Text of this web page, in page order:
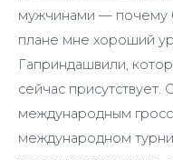
мужчинами — почему
плане мне хороший
Гаприндашвили,
сейчас присутствует.
международным
международном